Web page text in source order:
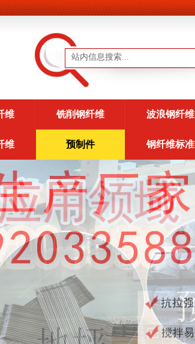
维 铣削钢纤维 波浪钢纤维
维 预制件 钢纤维标准